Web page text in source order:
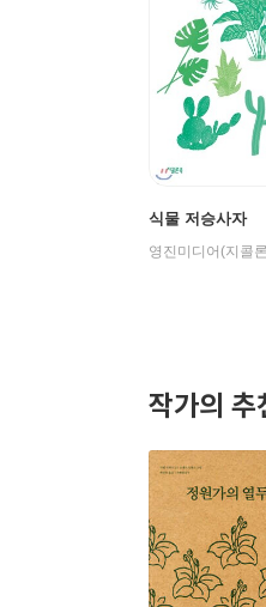
식물 저승사자
영진미디어(지콜
작가의 추